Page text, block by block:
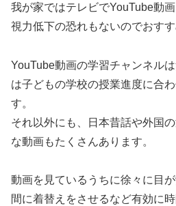
我が家ではテレビでYouTube動画
視力低下の恐れもないのでおすす
YouTube動画の学習チャンネル
は子どもの学校の授業進度に合
す。
それ以外にも、日本昔話や外国
な動画もたくさんあります。
動画を見ているうちに徐々に目
間に着替えをさせるなど有効に